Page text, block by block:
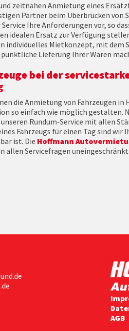
zeitnahen Anmietung eines
Partner beim Überbrücken von
Ihre Anforderungen vor, so
idealen Ersatz zur Verfügung
individuelles Mietkonzept, mit dem
Lieferung Ihrer Waren
bei der
die Anmietung von Fahrzeugen in
so einfach wie möglich gestalten.
Rundum-Service mit allen
Fahrzeugs für einen Tag sind wir
ist. Die Hoffmann
allen Servicefragen
AGB